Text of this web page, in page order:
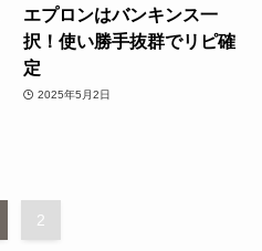
エプロンはバンキンス一
択！使い勝手抜群でリピ確
定
2025年5月2日
2